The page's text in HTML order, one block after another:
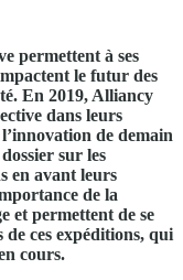
permettent à ses
le futur des
En 2019, Alliancy
dans leurs
de demain
sur les
en avant leurs
de la
et permettent de se
ces expéditions, qui
cours.